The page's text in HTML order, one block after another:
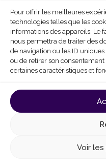
Pour offrir les meilleures
technologies telles que les
informations des appareils. Le
nous permettra de traiter des
de navigation ou les ID
ou de retirer son
certaines caractéristiques et
Voir
Politique